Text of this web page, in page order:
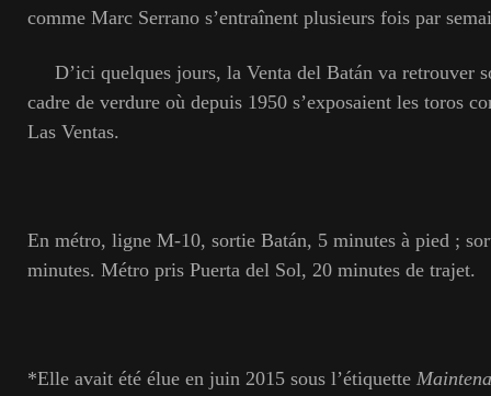
comme Marc Serrano s’entraînent plusieurs fois par
D’ici quelques jours, la Venta del Batán va retrouver
cadre de verdure où depuis 1950 s’exposaient les toros
Las Ventas.
En métro, ligne M-10, sortie Batán, 5 minutes à pied ;
minutes. Métro pris Puerta del Sol, 20 minutes de trajet.
*Elle avait été élue en juin 2015 sous l’étiquette